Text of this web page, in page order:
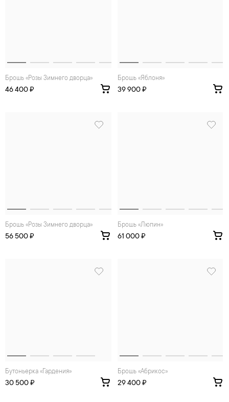
Брошь «Розы Зимнего дворца»
46 400 ₽
Брошь «Яблоня»
39 900 ₽
Брошь «Розы Зимнего дворца»
56 500 ₽
Брошь «Люпин»
61 000 ₽
Бутоньерка «Гардения»
30 500 ₽
Брошь «Абрикос»
29 400 ₽